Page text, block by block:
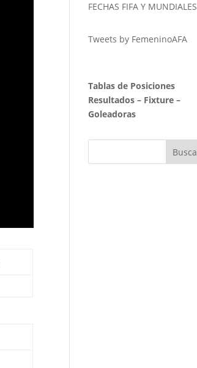
FECHAS FIFA Y MUNDIALES
Tweets by FemeninoAFA
Tablas de Posiciones
Resultados – Fixture –
Goleadoras